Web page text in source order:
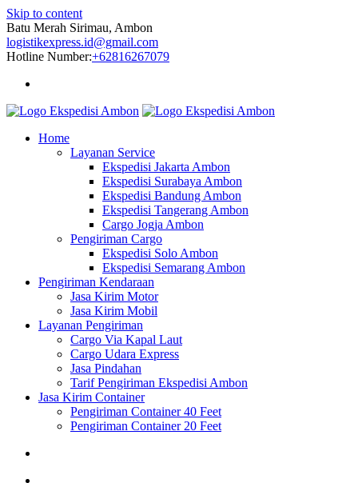
Skip to content
Batu Merah Sirimau, Ambon
logistikexpress.id@gmail.com
Hotline Number:+62816267079
Home
Layanan Service
Ekspedisi Jakarta Ambon
Ekspedisi Surabaya Ambon
Ekspedisi Bandung Ambon
Ekspedisi Tangerang Ambon
Cargo Jogja Ambon
Pengiriman Cargo
Ekspedisi Solo Ambon
Ekspedisi Semarang Ambon
Pengiriman Kendaraan
Jasa Kirim Motor
Jasa Kirim Mobil
Layanan Pengiriman
Cargo Via Kapal Laut
Cargo Udara Express
Jasa Pindahan
Tarif Pengiriman Ekspedisi Ambon
Jasa Kirim Container
Pengiriman Container 40 Feet
Pengiriman Container 20 Feet